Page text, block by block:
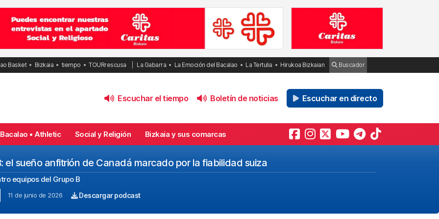
Basket Bizkaia tiempo TOURrescusa La Gabarra La Emoción del Bacalao La Tertulia Hirukoa Bizkaian Buscador
Escuchar el tiempo Boletín de noticias Escuchar en directo
Bacalao • Athletic Social y Religión Bizkaia y sus comarcas
el sueño anfitrión de Canadá marcado por la fiabilidad suiza
equipos del Grupo B
11 de junio de 2026 Descargar podcast